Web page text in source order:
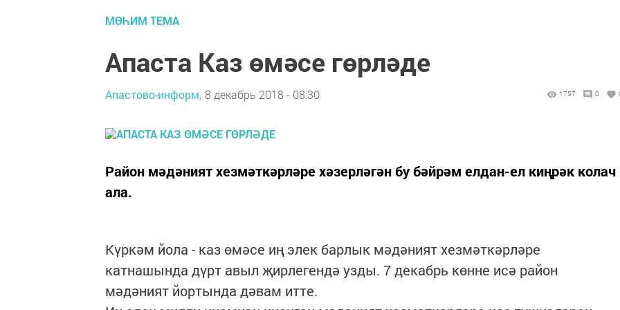
МӨҺИМ ТЕМА
Апаста Каз өмәсе гөрләде
Апастово-информ, 8 декабрь 2018 - 08:30 1757 0
Район мәдәният хезмәткәрләре хәзерләгән бу бәйрәм елдан-ел киңрәк колач
ала.
Күркәм йола - каз өмәсе иң элек барлык мәдәният хезмәткәрләре
катнашында дүрт авыл җирлегендә узды. 7 декабрь көнне исә район
мәдәният йортында дәвам итте.